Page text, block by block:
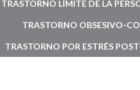
TRASTORNO LÍMITE DE LA
TRASTORNO OBSESIVO-
TRASTORNO POR ESTRÉS